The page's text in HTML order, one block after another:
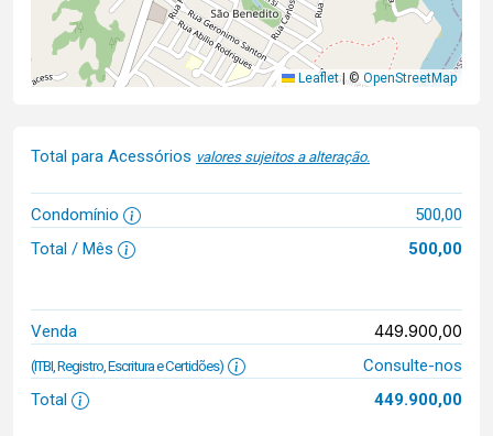
Leaflet |© OpenStreetMap
Total para Acessórios valores sujeitos a alteração.
Condomínio
500,00
Total / Mês
500,00
Venda 449.900,00
(ITBI, Registro, Escritura e Certidões)
Consulte-nos
Total
449.900,00